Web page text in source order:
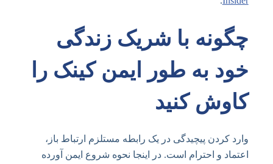
چگونه با شریک زندگی
خود به طور ایمن کینک را
کاوش کنید
وارد کردن پیچیدگی در یک رابطه مستلزم ارتباط باز،
اعتماد و احترام است. در اینجا نحوه شروع ایمن آورده